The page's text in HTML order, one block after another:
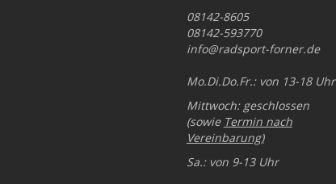
08142-8605
08142-593770
info@radsport-forner.de
Mo.Di.Do.Fr.: von 13-18 Uhr
Mittwoch: geschlossen
(sowie Termin nach
Vereinbarung)
Sa.: von 9-13 Uhr